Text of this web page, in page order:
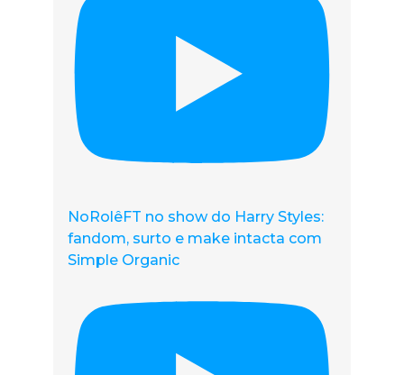
NoRolêFT no show do Harry Styles:
fandom, surto e make intacta com
Simple Organic